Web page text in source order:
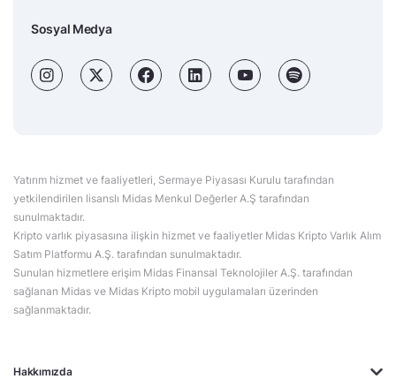
Hakkımızda
Sosyal Medya
Yatırım hizmet ve faaliyetleri, Sermaye Piyasası Kurulu tarafından
yetkilendirilen lisanslı Midas Menkul Değerler A.Ş tarafından
sunulmaktadır.
Kripto varlık piyasasına ilişkin hizmet ve faaliyetler Midas Kripto Varlık Alım
Satım Platformu A.Ş. tarafından sunulmaktadır.
Sunulan hizmetlere erişim Midas Finansal Teknolojiler A.Ş. tarafından
sağlanan Midas ve Midas Kripto mobil uygulamaları üzerinden
sağlanmaktadır.